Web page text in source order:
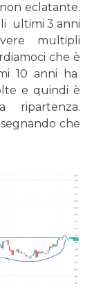
eclatante.
ultimi 3 anni
multipli
che è
10 anni ha
e quindi è
ripartenza.
che